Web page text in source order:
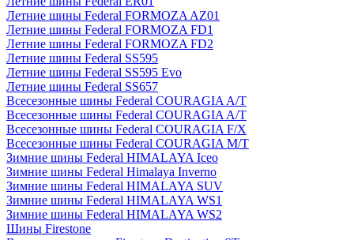
Летние шины Federal FORMOZA AZ01
Летние шины Federal FORMOZA FD1
Летние шины Federal FORMOZA FD2
Летние шины Federal SS595
Летние шины Federal SS595 Evo
Летние шины Federal SS657
Всесезонные шины Federal COURAGIA A/T
Всесезонные шины Federal COURAGIA A/T
Всесезонные шины Federal COURAGIA F/X
Всесезонные шины Federal COURAGIA M/T
Зимние шины Federal HIMALAYA Iceo
Зимние шины Federal Himalaya Inverno
Зимние шины Federal HIMALAYA SUV
Зимние шины Federal HIMALAYA WS1
Зимние шины Federal HIMALAYA WS2
Шины Firestone